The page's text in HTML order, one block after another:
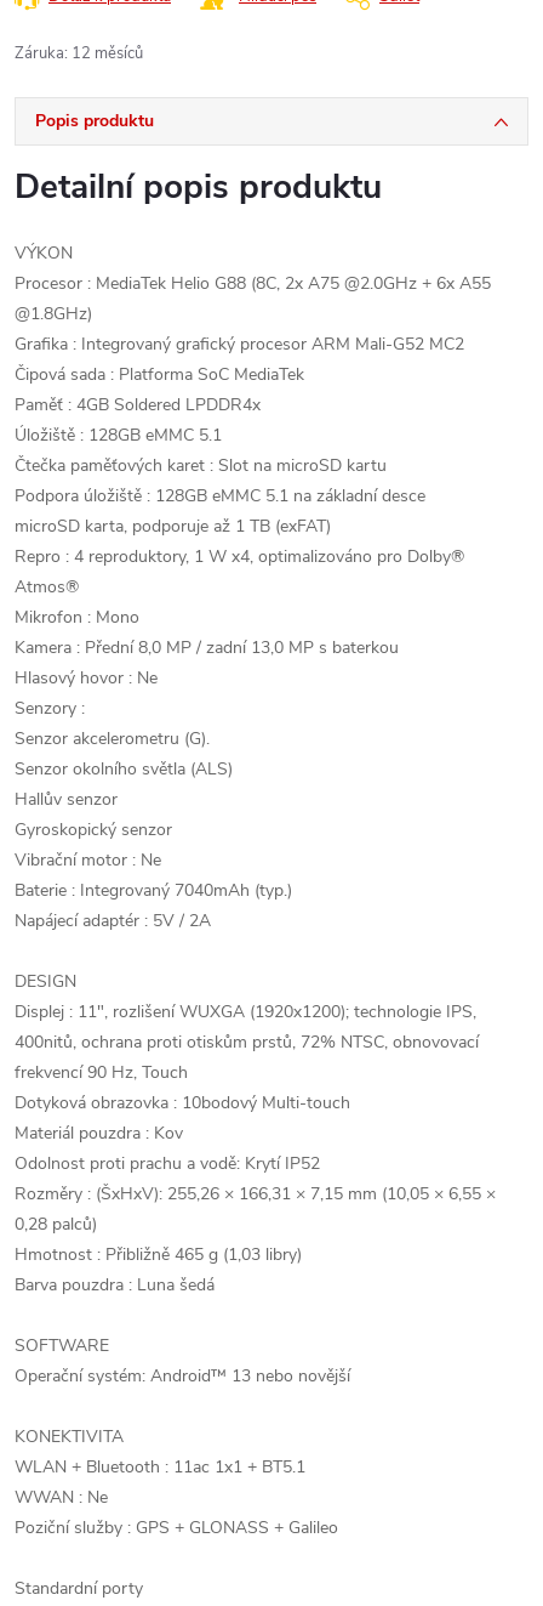
Záruka: 12 měsíců
Popis produktu
Detailní popis produktu
VÝKON
Procesor : MediaTek Helio G88 (8C, 2x A75 @2.0GHz + 6x A55
@1.8GHz)
Grafika : Integrovaný grafický procesor ARM Mali-G52 MC2
Čipová sada : Platforma SoC MediaTek
Paměť : 4GB Soldered LPDDR4x
Úložiště : 128GB eMMC 5.1
Čtečka paměťových karet : Slot na microSD kartu
Podpora úložiště : 128GB eMMC 5.1 na základní desce
microSD karta, podporuje až 1 TB (exFAT)
Repro : 4 reproduktory, 1 W x4, optimalizováno pro Dolby®
Atmos®
Mikrofon : Mono
Kamera : Přední 8,0 MP / zadní 13,0 MP s baterkou
Hlasový hovor : Ne
Senzory :
Senzor akcelerometru (G).
Senzor okolního světla (ALS)
Hallův senzor
Gyroskopický senzor
Vibrační motor : Ne
Baterie : Integrovaný 7040mAh (typ.)
Napájecí adaptér : 5V / 2A
DESIGN
Displej : 11", rozlišení WUXGA (1920x1200); technologie IPS,
400nitů, ochrana proti otiskům prstů, 72% NTSC, obnovovací
frekvencí 90 Hz, Touch
Dotyková obrazovka : 10bodový Multi-touch
Materiál pouzdra : Kov
Odolnost proti prachu a vodě: Krytí IP52
Rozměry : (ŠxHxV): 255,26 × 166,31 × 7,15 mm (10,05 × 6,55 ×
0,28 palců)
Hmotnost : Přibližně 465 g (1,03 libry)
Barva pouzdra : Luna šedá
SOFTWARE
Operační systém: Android™ 13 nebo novější
KONEKTIVITA
WLAN + Bluetooth : 11ac 1x1 + BT5.1
WWAN : Ne
Poziční služby : GPS + GLONASS + Galileo
Standardní porty